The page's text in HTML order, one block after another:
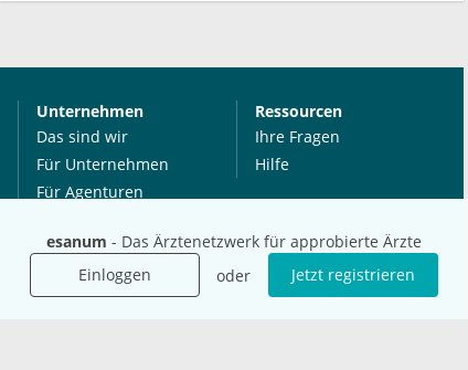
esanum - Das Ärztenetzwerk für approbierte Ärzte
Einloggen
oder Jetzt registrieren
Unternehmen
Das sind wir
Für Unternehmen
Für Agenturen
Presse
Karriere
Jobs
Ressourcen
Ihre Fragen
Hilfe